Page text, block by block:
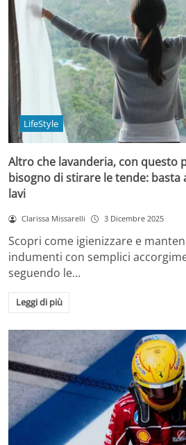
LifeStyle
Altro che lavanderia, con questo
bisogno di stirare le tende:
lavi
Clarissa Missarelli 3 Dicembre 2025
Scopri come igienizzare e
indumenti con semplici
seguendo le…
Leggi di più